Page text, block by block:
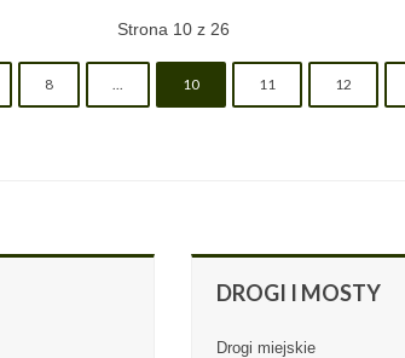
Strona 10 z 26
8 ... 10 11 12
DROGI I MOSTY
Drogi miejskie